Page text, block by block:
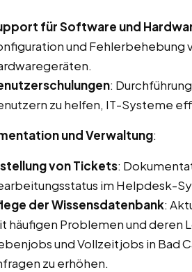
für Software und
und Fehlerbehebung
:
zu helfen, IT-Systeme
und Verwaltung:
von Tickets:
im Helpdesk-
der Wissensdatenbank:
häufigen Problemen und deren
und Vollzeitjobs in Bad
zu erhöhen.